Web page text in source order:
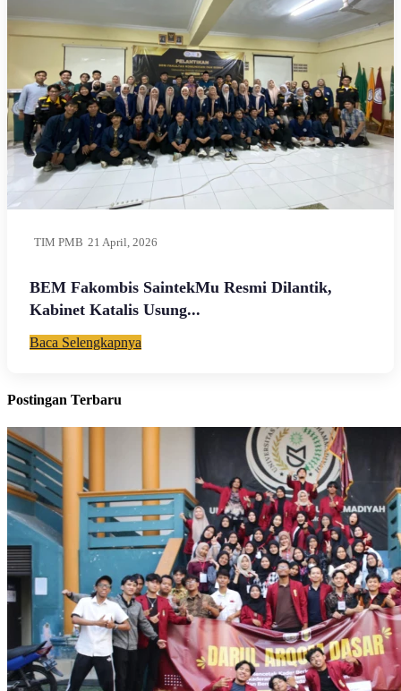
TIM PMB 21 April, 2026
BEM Fakombis SaintekMu Resmi Dilantik,
Kabinet Katalis Usung...
Baca Selengkapnya
Postingan Terbaru